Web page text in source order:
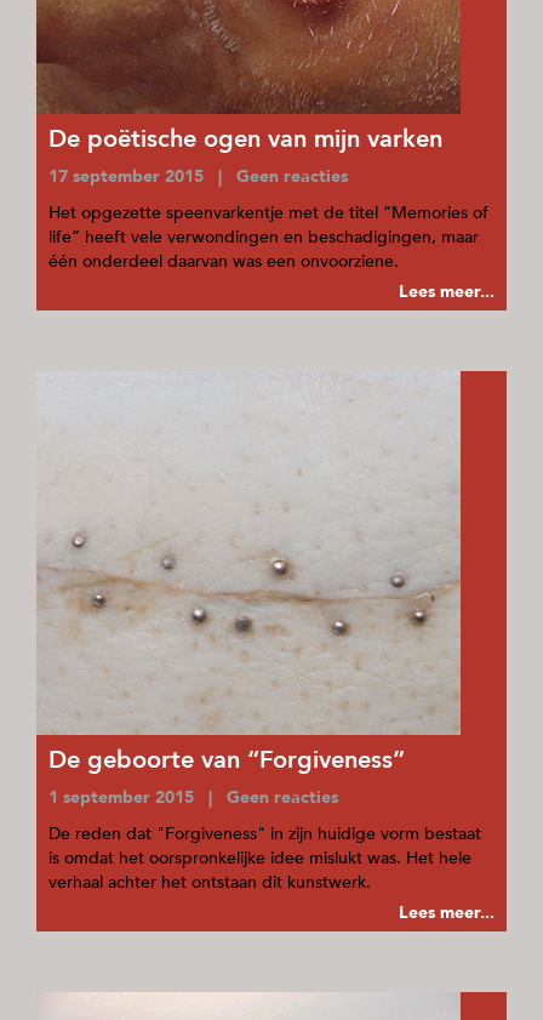
De poëtische ogen van mijn varken
17 september 2015 | Geen reacties
Het opgezette speenvarkentje met de titel “Memories of
life” heeft vele verwondingen en beschadigingen, maar
één onderdeel daarvan was een onvoorziene.
Lees meer...
De geboorte van “Forgiveness”
1 september 2015 | Geen reacties
De reden dat "Forgiveness" in zijn huidige vorm bestaat
is omdat het oorspronkelijke idee mislukt was. Het hele
verhaal achter het ontstaan dit kunstwerk.
Lees meer...